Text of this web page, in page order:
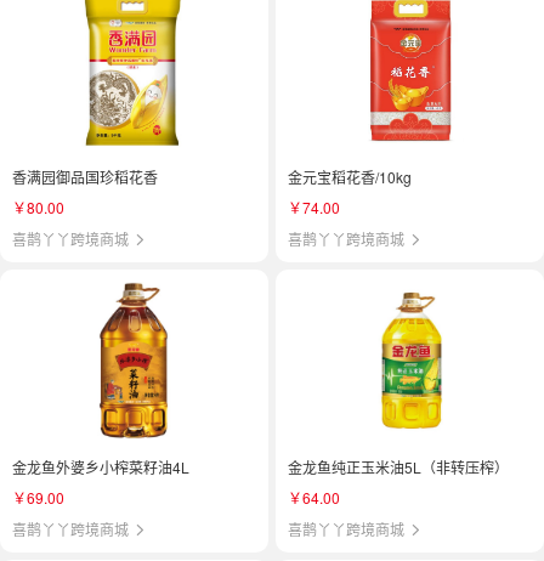
香满园御品国珍稻花香
￥80.00
喜鹊丫丫跨境商城
金元宝稻花香/10kg
￥74.00
喜鹊丫丫跨境商城
金龙鱼外婆乡小榨菜籽油4L
￥69.00
喜鹊丫丫跨境商城
金龙鱼纯正玉米油5L（非转压榨）
￥64.00
喜鹊丫丫跨境商城